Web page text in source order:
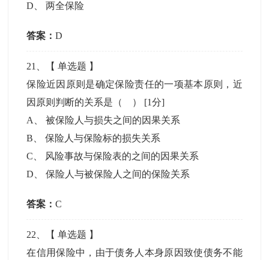
D 、两全保险
答案：D
21 、【单选题 】
保险近因原则是确定保险责任的一项基本原则，近
因原则判断的关系是（ ） [1分]
A
、被保险人与损失之间的因果关系
B 、保险人与保险标的损失关系
C
风险事故与保险表的之间的因果关系
D 、保险人与被保险人之间的保险关系
答案：C
22 、【单选题 】
在信用保险中，由于债务人本身原因致使债务不能